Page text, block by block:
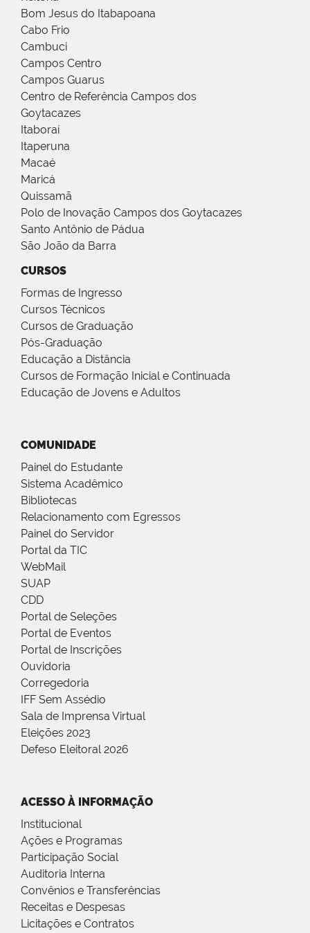
Bom Jesus do Itabapoana
Cabo Frio
Cambuci
Campos Centro
Campos Guarus
Centro de Referência Campos dos
Goytacazes
Itaboraí
Itaperuna
Macaé
Maricá
Quissamã
Polo de Inovação Campos dos Goytacazes
Santo Antônio de Pádua
São João da Barra
CURSOS
Formas de Ingresso
Cursos Técnicos
Cursos de Graduação
Pós-Graduação
Educação a Distância
Cursos de Formação Inicial e Continuada
Educação de Jovens e Adultos
COMUNIDADE
Painel do Estudante
Sistema Acadêmico
Bibliotecas
Relacionamento com Egressos
Painel do Servidor
Portal da TIC
WebMail
SUAP
CDD
Portal de Seleções
Portal de Eventos
Portal de Inscrições
Ouvidoria
Corregedoria
IFF Sem Assédio
Sala de Imprensa Virtual
Eleições 2023
Defeso Eleitoral 2026
ACESSO À INFORMAÇÃO
Institucional
Ações e Programas
Participação Social
Auditoria Interna
Convênios e Transferências
Receitas e Despesas
Licitações e Contratos